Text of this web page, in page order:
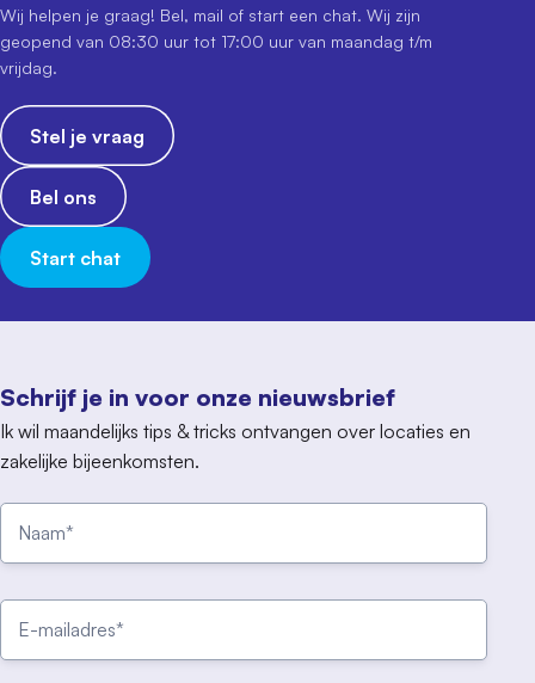
Schrijf je in voor onze nieuwsbrief
Ik wil maandelijks tips & tricks ontvangen over locaties en
zakelijke bijeenkomsten.
Wij helpen je graag! Bel, mail of start een chat. Wij zijn
geopend van 08:30 uur tot 17:00 uur van maandag t/m
vrijdag.
Stel je vraag
Bel ons
Start chat